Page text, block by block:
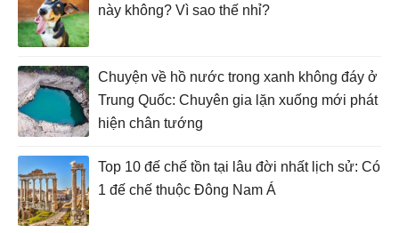
này không? Vì sao thế nhỉ?
Chuyện về hồ nước trong xanh không đáy ở
Trung Quốc: Chuyên gia lặn xuống mới phát
hiện chân tướng
Top 10 đế chế tồn tại lâu đời nhất lịch sử: Có
1 đế chế thuộc Đông Nam Á